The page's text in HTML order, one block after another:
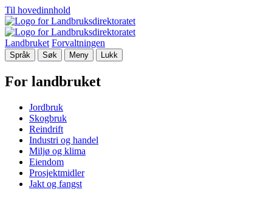
Til hovedinnhold
Landbruket Forvaltningen
Språk Søk Meny Lukk
For landbruket
Jordbruk
Skogbruk
Reindrift
Industri og handel
Miljø og klima
Eiendom
Prosjektmidler
Jakt og fangst